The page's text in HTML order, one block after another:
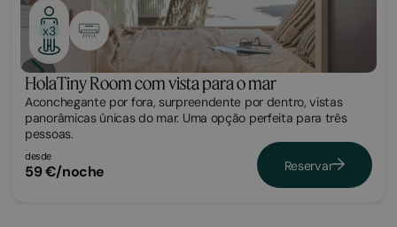
x3
HolaTiny Room com vista para o mar
Aconchegante por fora, surpreendente por dentro, vistas
panorâmicas únicas do mar. Uma opção perfeita para três
pessoas.
desde
59 €/noche Reservar